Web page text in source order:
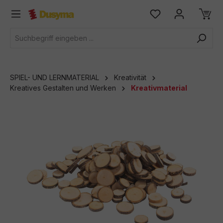
springen
SPIEL- UND LERNMATERIAL
Kreativität
Kreatives Gestalten und Werken
Kreativmaterial